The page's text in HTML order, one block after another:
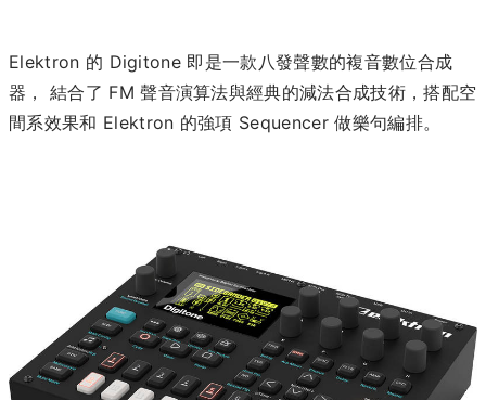
Elektron 的 Digitone 即是一款八發聲數的複音數位合成
器， 結合了 FM 聲音演算法與經典的減法合成技術，搭配空
間系效果和 Elektron 的強項 Sequencer 做樂句編排。